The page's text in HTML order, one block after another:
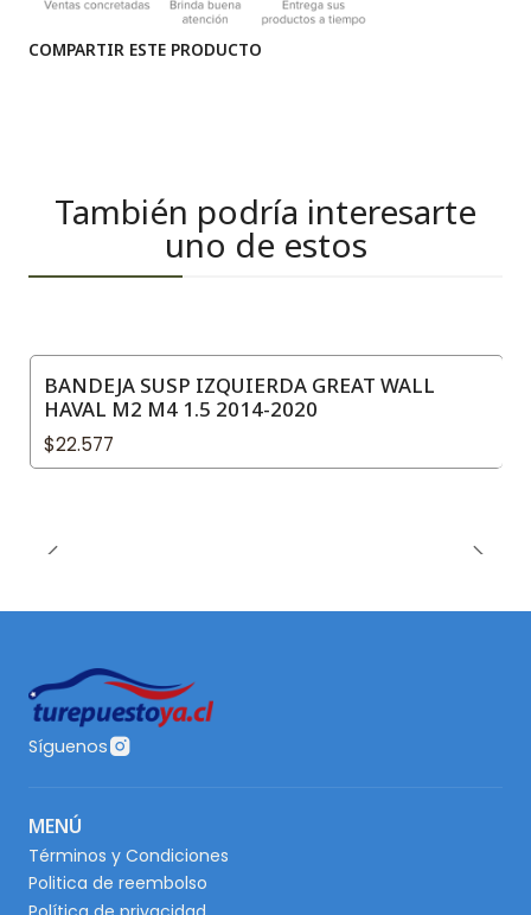
COMPARTIR ESTE PRODUCTO
También podría interesarte
uno de estos
BANDEJA SUSP IZQUIERDA GREAT WALL
HAVAL M2 M4 1.5 2014-2020
$22.577
Síguenos
MENÚ
Términos y Condiciones
Politica de reembolso